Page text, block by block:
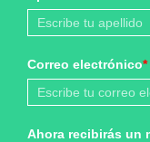
Correo electrónico*
Ahora recibirás un